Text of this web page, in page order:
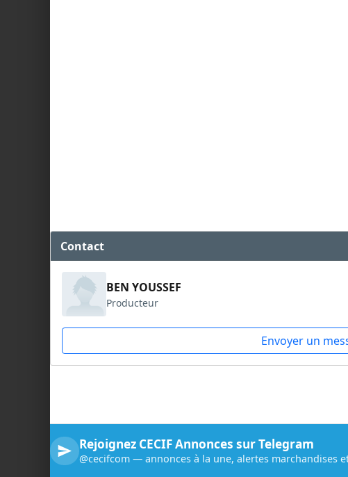
Contact
BEN YOUSSEF
Producteur
Envoyer un
Rejoignez CECIF Annonces sur Telegram
@cecifcom — annonces à la une, alertes marchandises